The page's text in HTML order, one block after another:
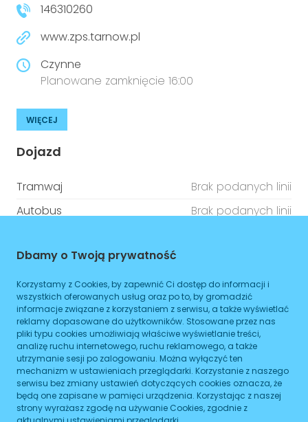
146310260
www.zps.tarnow.pl
Czynne
Planowane zamknięcie 16:00
WIĘCEJ
Dojazd
Tramwaj
Brak podanych linii
Autobus
Brak podanych linii
Godziny otwarcia
Poniedziałek 08:00-16:00
Wtorek
08:00 -16:00
Środa
08:00 -16:00
Dbamy o Twoją prywatność
Korzystamy z Cookies, by zapewnić Ci dostęp do informacji i
wszystkich oferowanych usług oraz po to, by gromadzić
informacje związane z korzystaniem z serwisu, a także wyświetlać
reklamy dopasowane do użytkowników. Stosowane przez nas
pliki typu cookies umożliwiają właściwe wyświetlanie treści,
analizę ruchu internetowego, ruchu reklamowego, a także
utrzymanie sesji po zalogowaniu. Można wyłączyć ten
mechanizm w ustawieniach przeglądarki. Korzystanie z naszego
serwisu bez zmiany ustawień dotyczących cookies oznacza, że
będą one zapisane w pamięci urządzenia. Korzystając z naszej
strony wyrażasz zgodę na używanie Cookies, zgodnie z